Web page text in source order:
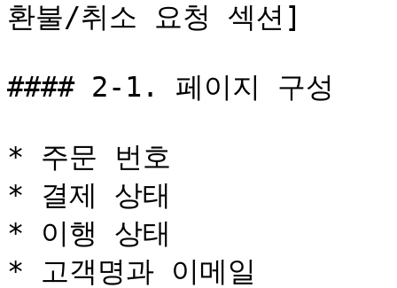
환불/취소 요청 섹션]
#### 2-1. 페이지 구성
* 주문 번호
* 결제 상태
* 이행 상태
* 고객명과 이메일